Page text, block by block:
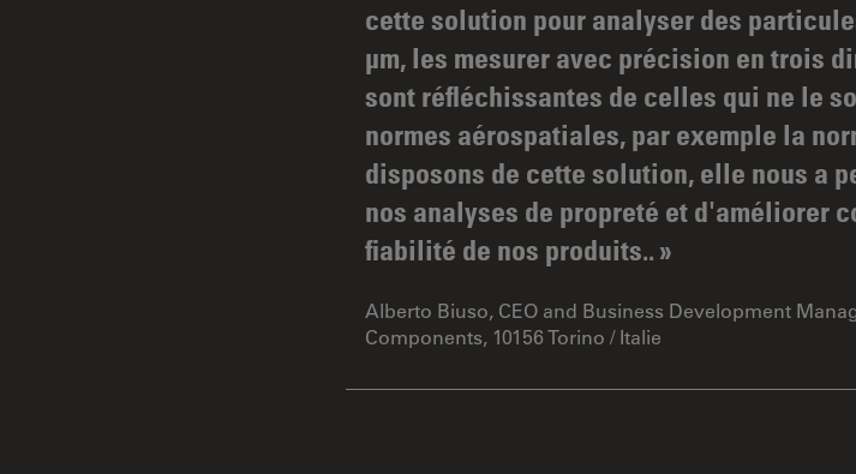
cette solution pour analyser des
µm, les mesurer avec précision en trois
sont réfléchissantes de celles qui ne le
normes aérospatiales, par exemple la
disposons de cette solution, elle nous a
nos analyses de propreté et d'améliorer
fiabilité de nos produits..
Alberto Biuso, CEO and Business Development
Components, 10156 Torino / Italie